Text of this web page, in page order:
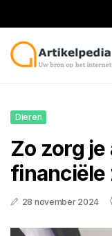
Dieren
Zo zorg je
financiële
28 november 2024